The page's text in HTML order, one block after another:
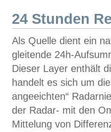
24 Stunden
Als Quelle dient ein
gleitende 24h-
Dieser Layer enthält
handelt es sich um
angeeichten“
der Radar- mit den
Mittelung von